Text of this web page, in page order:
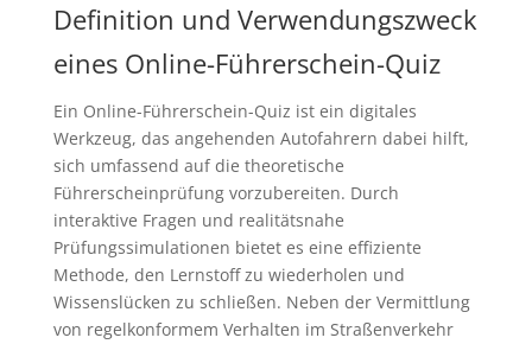
Definition und Verwendungszweck
eines Online-Führerschein-Quiz
Ein Online-Führerschein-Quiz ist ein digitales
Werkzeug, das angehenden Autofahrern dabei hilft,
sich umfassend auf die theoretische
Führerscheinprüfung vorzubereiten. Durch
interaktive Fragen und realitätsnahe
Prüfungssimulationen bietet es eine effiziente
Methode, den Lernstoff zu wiederholen und
Wissenslücken zu schließen. Neben der Vermittlung
von regelkonformem Verhalten im Straßenverkehr